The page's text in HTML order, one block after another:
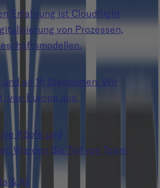
Erfahrung ist Cloudflight
von Prozessen,
an 15 Standorten: Wir
von Europa aus.
Köpfe und
Werden Sie Teil von Team
& AI